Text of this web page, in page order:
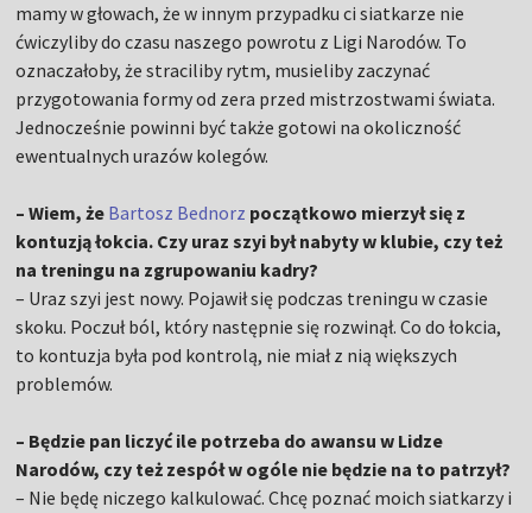
mamy w głowach, że w innym przypadku ci siatkarze nie
ćwiczyliby do czasu naszego powrotu z Ligi Narodów. To
oznaczałoby, że straciliby rytm, musieliby zaczynać
przygotowania formy od zera przed mistrzostwami świata.
Jednocześnie powinni być także gotowi na okoliczność
ewentualnych urazów kolegów.
– Wiem, że Bartosz Bednorz początkowo mierzył się z
kontuzją łokcia. Czy uraz szyi był nabyty w klubie, czy też
na treningu na zgrupowaniu kadry?
– Uraz szyi jest nowy. Pojawił się podczas treningu w czasie
skoku. Poczuł ból, który następnie się rozwinął. Co do łokcia,
to kontuzja była pod kontrolą, nie miał z nią większych
problemów.
– Będzie pan liczyć ile potrzeba do awansu w Lidze
Narodów, czy też zespół w ogóle nie będzie na to patrzył?
– Nie będę niczego kalkulować. Chcę poznać moich siatkarzy i